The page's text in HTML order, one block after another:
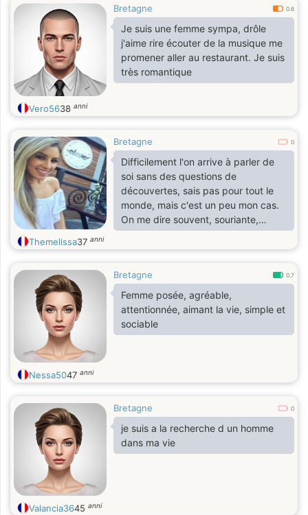
Bretagne 0.6
Je suis une femme sympa, drôle
j'aime rire écouter de la musique me
promener aller au restaurant. Je suis
très romantique
Vero5638 anni
Bretagne 0
Difficilement l'on arrive à parler de
soi sans des questions de
découvertes, sais pas pour tout le
monde, mais c'est un peu mon cas.
On me dire souvent, souriante,
généreuse, honnête, franche, mais
bon Je reste à être découvrir.
Themelissa37 anni
Bretagne 0.7
Femme posée, agréable,
attentionnée, aimant la vie, simple et
sociable
Nessa5047 anni
Bretagne 0
je suis a la recherche d un homme
dans ma vie
Valancia3645 anni